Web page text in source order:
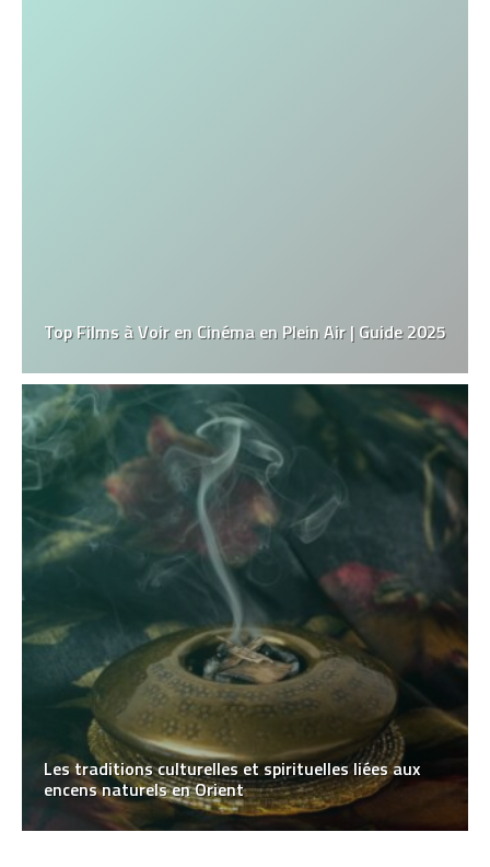
Top Films à Voir en Cinéma en Plein Air | Guide 2025
Les traditions culturelles et spirituelles liées aux
encens naturels en Orient